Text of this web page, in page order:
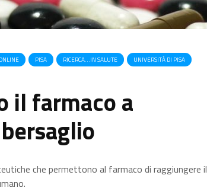
PISA RICERCA…IN SALUTE
UNIVERSITÀ DI PISA
il farmaco a
che permettono al farmaco di raggiungere il